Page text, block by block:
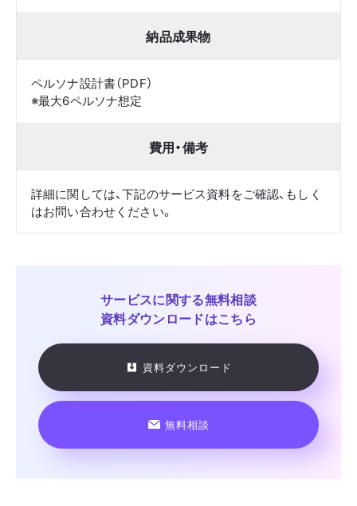
納品成果物
ペルソナ設計書（PDF）
※最大6ペルソナ想定
費用・備考
詳細に関しては、下記のサービス資料をご確認、もしく
はお問い合わせください。
サービスに関する無料相談
資料ダウンロードはこちら
資料ダウンロード
無料相談